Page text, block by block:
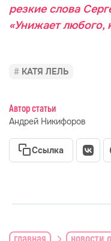
резкие слова
«Унижает любого,
КАТЯ ЛЕЛЬ
Автор статьи
Андрей Никифоров
Ссылка